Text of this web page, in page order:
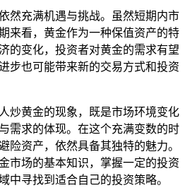
然充满机遇与挑战。虽然短期内市
来看，黄金作为一种保值资产的特
的变化，投资者对黄金的需求有望
步也可能带来新的交易方式和投资
炒黄金的现象，既是市场环境变化
需求的体现。在这个充满变数的时
险资产，依然具备其独特的魅力。
市场的基本知识，掌握一定的投资
中寻找到适合自己的投资策略。